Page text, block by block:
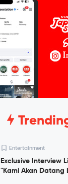
Entertainment
Exclusive Interview
"Kami Akan Datang